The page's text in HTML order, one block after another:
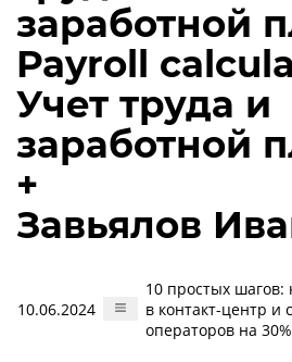
заработной
Payroll
Учет труда и
заработной
+
Завьялов
10.06.2024
10 простых шагов:
в контакт-центр и
операторов на 30%